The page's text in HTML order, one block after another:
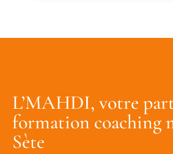
L’MAHDI, votre
formation coaching
Sète